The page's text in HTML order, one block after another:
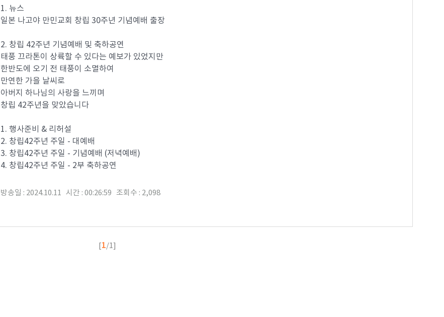
1. 뉴스
일본 나고야 만민교회 창립 30주년 기념예배 출장
2. 창립 42주년 기념예배 및 축하공연
태풍 끄라톤이 상륙할 수 있다는 예보가 있었지만
한반도에 오기 전 태풍이 소멸하여
만연한 가을 날씨로
아버지 하나님의 사랑을 느끼며
창립 42주년을 맞았습니다
1. 행사준비 & 리허설
2. 창립42주년 주일 - 대예배
3. 창립42주년 주일 - 기념예배 (저녁예배)
4. 창립42주년 주일 - 2부 축하공연
방송일 : 2024.10.11 시간 : 00:26:59 조회수 : 2,098
[1/1]